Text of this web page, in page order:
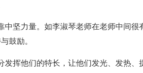
中坚力量。如李淑琴老师在老师中间
鼓励。
发挥他们的特长，让他们发光、发热、